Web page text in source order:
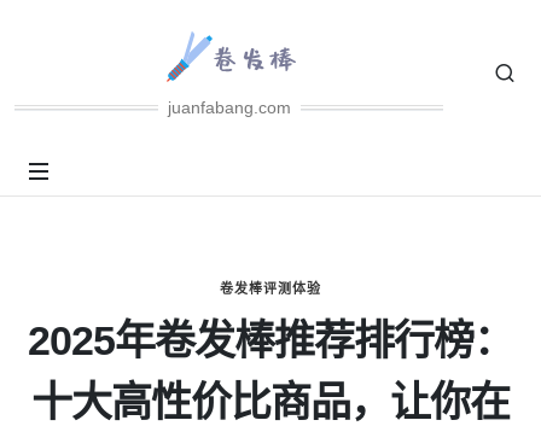
juanfabang.com
卷发棒评测体验
2025年卷发棒推荐排行榜：
十大高性价比商品，让你在